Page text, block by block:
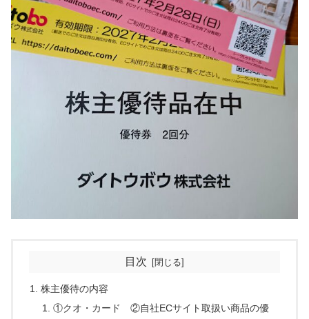
目次
株主優待の内容
①クオ・カード ②自社ECサイト取扱い商品の優